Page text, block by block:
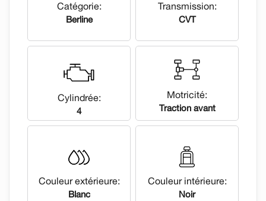
Catégorie:
Berline
Transmission:
CVT
Cylindrée:
4
Motricité:
Traction avant
Couleur extérieure:
Blanc
Couleur intérieure:
Noir